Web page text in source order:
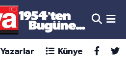
Yazarlar Künye